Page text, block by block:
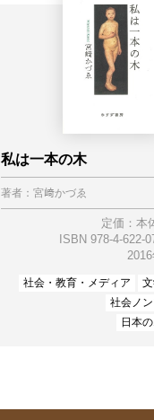
私は一本の木
著者：宮﨑かづゑ
定価：本
ISBN 978-4-622-
社会・教育・メディア
社会ノ
日本